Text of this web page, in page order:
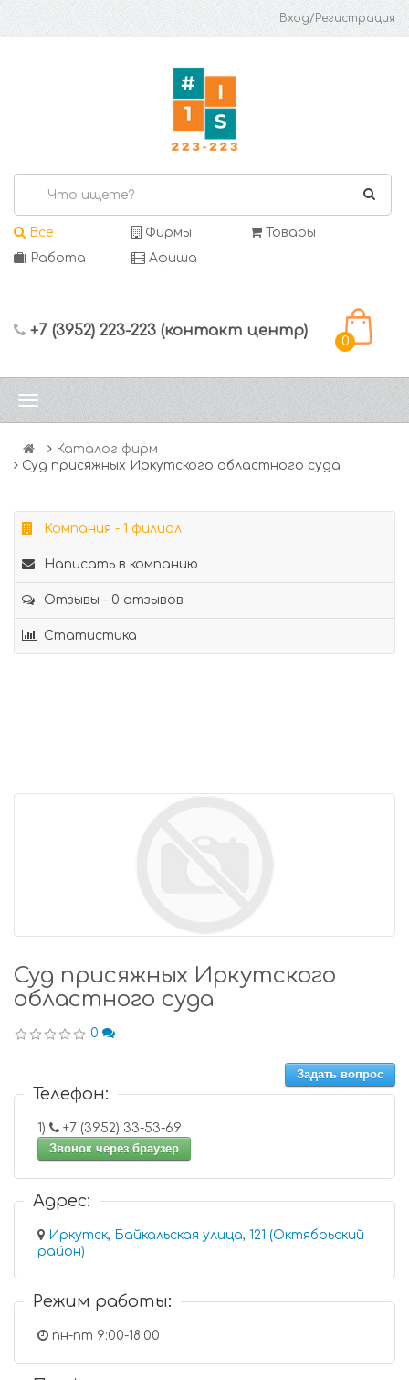
Вход/Регистрация
Все Фирмы
Товары
Работа
Афиша
+7 (3952) 223-223 (контакт центр)
0
Каталог фирм
Суд присяжных Иркутского областного суда
Компания - 1 филиал
Написать в компанию
Отзывы - 0 отзывов
Статистика
Суд присяжных Иркутского
областного суда
0
Задать вопрос
Телефон:
1)
+7 (3952) 33-53-69
Звонок через браузер
Адрес:
Иркутск, Байкальская улица, 121 (Октябрьский
район)
Режим работы:
пн-пт 9:00-18:00